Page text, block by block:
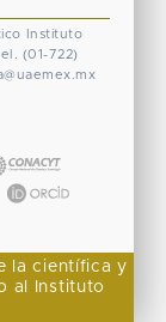
Instituto
(01-722)
la científica y
al Instituto